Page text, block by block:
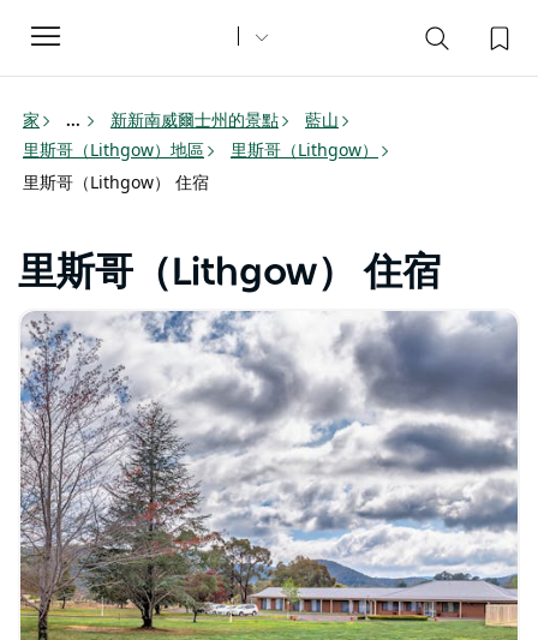
Toggle
navigation
家 ... 新新南威爾士州的景點
藍山
里斯哥（Lithgow）地區
里斯哥（Lithgow）
里斯哥（Lithgow） 住宿
里斯哥（Lithgow） 住宿